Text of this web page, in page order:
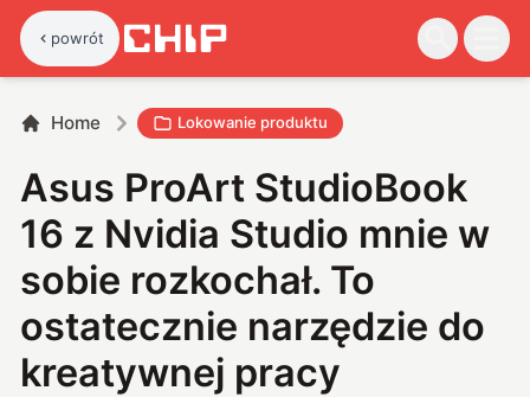
powrót
Home Lokowanie produktu
Asus ProArt StudioBook
16 z Nvidia Studio mnie w
sobie rozkochał. To
ostatecznie narzędzie do
kreatywnej pracy